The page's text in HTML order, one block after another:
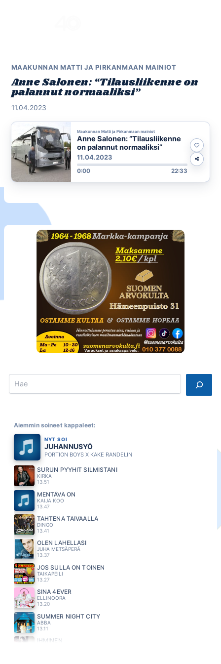
MAAKUNNAN MATTI JA PIRKANMAAN MAINIOT
Anne Salonen: “Tilausliikenne on
palannut normaaliksi”
11.04.2023
Maakunnan Matti ja Pirkanmaan mainiot
Anne Salonen: “Tilausliikenne
on palannut normaaliksi”
11.04.2023
0:00 22:33
Search
Aiemmin soineet kappaleet:
NYT SOI
JUHANNUSYÖ
PORTION BOYS X KAKE RANDELIN
SURUN PYYHIT SILMISTÄNI
KIRKA
13.51
MENTÄVÄ ON
KAIJA KOO
13.47
TÄHTENÄ TAIVAALLA
DINGO
13.41
OLEN LÄHELLÄSI
JUHA METSÄPERÄ
13.37
JOS SULLA ON TOINEN
TAIKAPEILI
13.27
SINÄ 4EVER
ELLINOORA
13.20
SUMMER NIGHT CITY
ABBA
13.11
IHMINEN